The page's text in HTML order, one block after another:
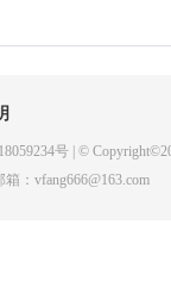
号 | ©
：vfang666@163.com